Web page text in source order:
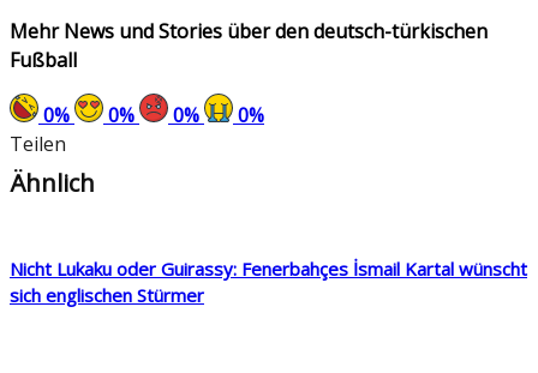
Mehr News und Stories über den deutsch-türkischen
Fußball
0% 0% 0% 0%
Teilen
Ähnlich
Nicht Lukaku oder Guirassy: Fenerbahçes İsmail Kartal wünscht
sich englischen Stürmer